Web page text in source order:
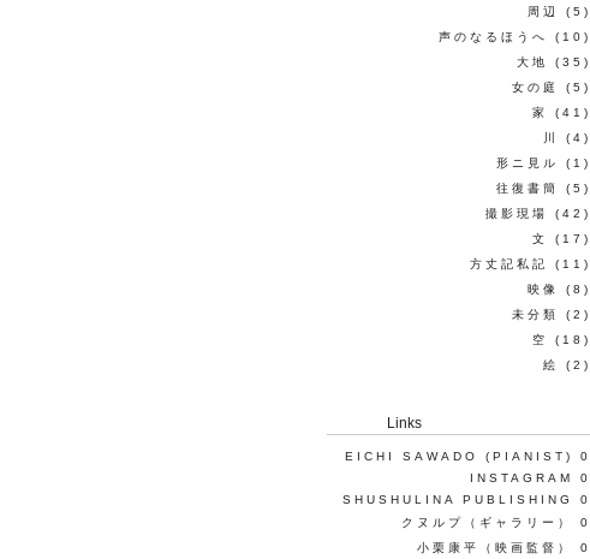
周辺
(5)
声のなるほうへ
(10)
大地
(35)
女の庭
(5)
家
(41)
川
(4)
形ニ見ル
(1)
往復書簡
(5)
撮影現場
(42)
文
(17)
方丈記私記
(11)
映像
(8)
未分類
(2)
空
(18)
絵
(2)
Links
EICHI SAWADO (PIANIST)
0
INSTAGRAM
0
SHUSHULINA PUBLISHING
0
クヌルプ（ギャラリー）
0
小栗康平（映画監督）
0